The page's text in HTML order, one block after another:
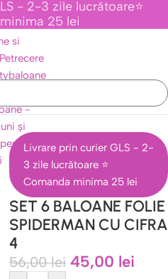
- 2-3 zile lucrătoare⭐
25 lei
Animate/Colectia Spiderman
Livrare prin curier GLS - 2-
3 zile lucrătoare ⭐
Comanda minima 25 lei
SET 6 BALOANE FOLIE
SPIDERMAN CU CIFRA
4
56,00lei 45,00 lei